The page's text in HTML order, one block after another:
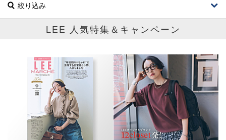
絞り込み
ブランド
コート
サイズ
LEE 人気特集＆キャンペーン